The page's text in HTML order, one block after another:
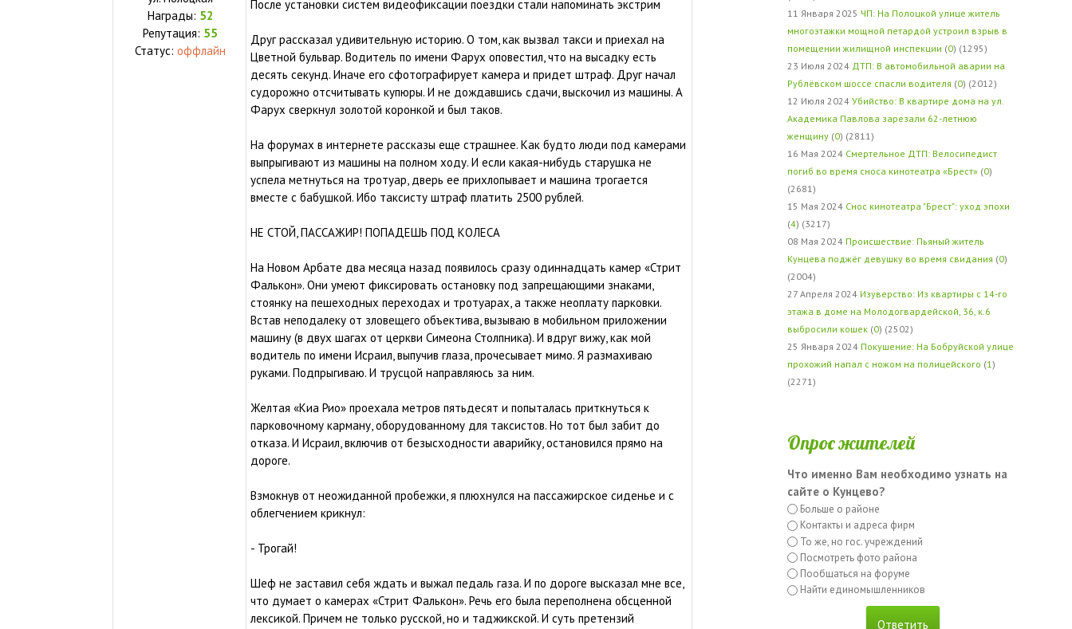
Награды: 52
Репутация: 55
Статус:оффлайн
После установки систем видеофиксации поездки стали напоминать экстрим
Друг рассказал удивительную историю. О том, как вызвал такси и приехал на
Цветной бульвар. Водитель по имени Фарух оповестил, что на высадку есть
десять секунд. Иначе его сфотографирует камера и придет штраф. Друг начал
судорожно отсчитывать купюры. И не дождавшись сдачи, выскочил из машины. А
Фарух сверкнул золотой коронкой и был таков.
На форумах в интернете рассказы еще страшнее. Как будто люди под камерами
выпрыгивают из машины на полном ходу. И если какая-нибудь старушка не
успела метнуться на тротуар, дверь ее прихлопывает и машина трогается
вместе с бабушкой. Ибо таксисту штраф платить 2500 рублей.
НЕ СТОЙ, ПАССАЖИР! ПОПАДЕШЬ ПОД КОЛЕСА
На Новом Арбате два месяца назад появилось сразу одиннадцать камер «Стрит
Фалькон». Они умеют фиксировать остановку под запрещающими знаками,
стоянку на пешеходных переходах и тротуарах, а также неоплату парковки.
Встав неподалеку от зловещего объектива, вызываю в мобильном приложении
машину (в двух шагах от церкви Симеона Столпника). И вдруг вижу, как мой
водитель по имени Исраил, выпучив глаза, прочесывает мимо. Я размахиваю
руками. Подпрыгиваю. И трусцой направляюсь за ним.
Желтая «Киа Рио» проехала метров пятьдесят и попыталась приткнуться к
парковочному карману, оборудованному для таксистов. Но тот был забит до
отказа. И Исраил, включив от безысходности аварийку, остановился прямо на
дороге.
Взмокнув от неожиданной пробежки, я плюхнулся на пассажирское сиденье и с
облегчением крикнул:
- Трогай!
Шеф не заставил себя ждать и выжал педаль газа. И по дороге высказал мне все,
что думает о камерах «Стрит Фалькон». Речь его была переполнена обсценной
лексикой. Причем не только русской, но и таджикской. И суть претензий
11 Января 2025 ЧП: На Полоцкой улице житель
многоэтажки мощной петардой устроил взрыв в
помещении жилищной инспекции (0) (1295)
23 Июля 2024 ДТП: В автомобильной аварии на
Рублёвском шоссе спасли водителя (0) (2012)
12 Июля 2024 Убийство: В квартире дома на ул.
Академика Павлова зарезали 62-летнюю
женщину (0) (2811)
16 Мая 2024 Смертельное ДТП: Велосипедист
погиб во время сноса кинотеатра «Брест» (0)
(2681)
15 Мая 2024 Снос кинотеатра "Брест": уход эпохи
(4) (3217)
08 Мая 2024 Происшествие: Пьяный житель
Кунцева поджёг девушку во время свидания (0)
(2004)
27 Апреля 2024 Изуверство: Из квартиры с 14-го
этажа в доме на Молодогвардейской, 36, к.6
выбросили кошек (0) (2502)
25 Января 2024 Покушение: На Бобруйской улице
прохожий напал с ножом на полицейского (1)
(2271)
Опрос жителей
Что именно Вам необходимо узнать на
сайте о Кунцево?
Больше о районе
Контакты и адреса фирм
То же, но гос. учреждений
Посмотреть фото района
Пообщаться на форуме
Найти единомышленников